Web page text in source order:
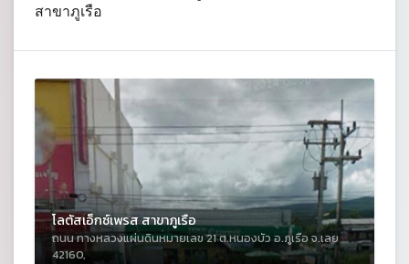
สาขาภูเรือ
โลตัสเอ็กซ์เพรส สาขาภูเรือ
ถนน ทางหลวงแผ่นดินหมายเลข 21 ต.หนองบัว อ.ภูเรือ จ.เลย
42160,